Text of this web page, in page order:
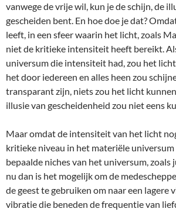
vanwege de vrije wil, kun je de schijn, de
gescheiden bent. En hoe doe je dat?
leeft, in een sfeer waarin het licht, zoals
niet de kritieke intensiteit heeft bereikt.
universum die intensiteit had, zou het
het door iedereen en alles heen zou
transparant zijn, niets zou het licht
illusie van gescheidenheid zou niet eens
Maar omdat de intensiteit van het licht
kritieke niveau in het materiële universum
bepaalde niches van het universum, zoals
nu dan is het mogelijk om de
de geest te gebruiken om naar een lagere
vibratie die beneden de frequentie van